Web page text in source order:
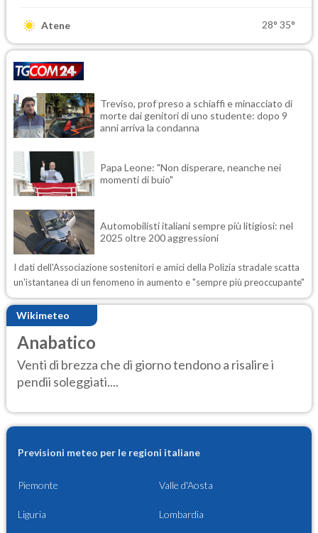
Atene 28° 35°
Treviso, prof preso a schiaffi e minacciato di
morte dai genitori di uno studente: dopo 9
anni arriva la condanna
Papa Leone: "Non disperare, neanche nei
momenti di buio"
Automobilisti italiani sempre più litigiosi: nel
2025 oltre 200 aggressioni
I dati dell'Associazione sostenitori e amici della Polizia stradale scatta
un'istantanea di un fenomeno in aumento e "sempre più preoccupante"
Wikimeteo
Anabatico
Venti di brezza che di giorno tendono a risalire i
pendii soleggiati....
Previsioni meteo per le regioni italiane
Piemonte Valle d'Aosta
Liguria Lombardia